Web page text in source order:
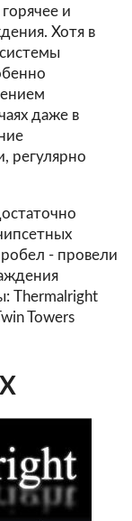
и
Хотя в
даже в
регулярно
- провели
Thermalright
Towers